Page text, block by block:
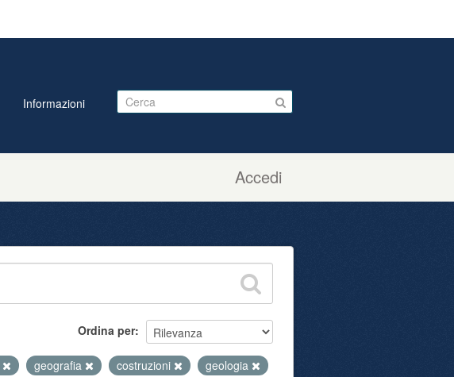
Accedi
Informazioni
Ordina per
geografia costruzioni geologia